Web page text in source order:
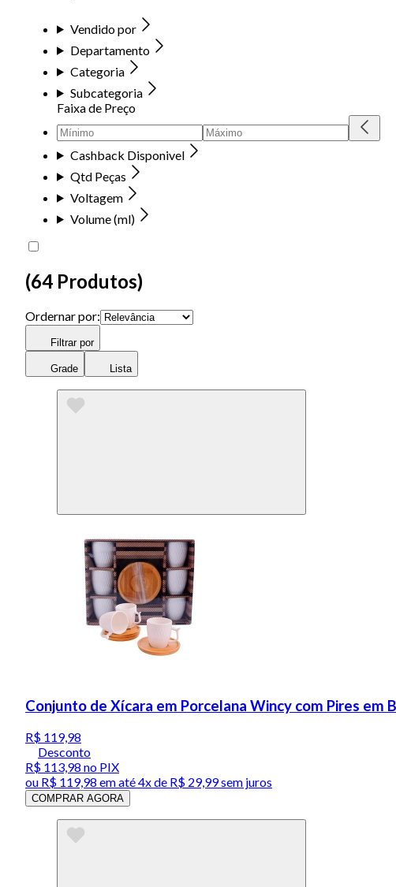
Vendido por
Departamento
Categoria
Subcategoria
Faixa de Preço
Cashback Disponivel
Qtd Peças
Voltagem
Volume (ml)
(64 Produtos)
Ordernar por:
Filtrar por
Grade Lista
Conjunto de Xícara em Porcelana Wincy com Pires em
R$ 119,98
Desconto
R$ 113,98 no PIX
ou R$ 119,98 em até4x de R$ 29,99 sem juros
COMPRAR AGORA